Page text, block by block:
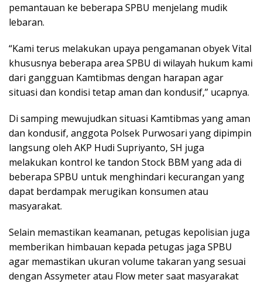
pemantauan ke beberapa SPBU menjelang mudik
lebaran.
“Kami terus melakukan upaya pengamanan obyek Vital
khususnya beberapa area SPBU di wilayah hukum kami
dari gangguan Kamtibmas dengan harapan agar
situasi dan kondisi tetap aman dan kondusif,” ucapnya.
Di samping mewujudkan situasi Kamtibmas yang aman
dan kondusif, anggota Polsek Purwosari yang dipimpin
langsung oleh AKP Hudi Supriyanto, SH juga
melakukan kontrol ke tandon Stock BBM yang ada di
beberapa SPBU untuk menghindari kecurangan yang
dapat berdampak merugikan konsumen atau
masyarakat.
Selain memastikan keamanan, petugas kepolisian juga
memberikan himbauan kepada petugas jaga SPBU
agar memastikan ukuran volume takaran yang sesuai
dengan Assymeter atau Flow meter saat masyarakat